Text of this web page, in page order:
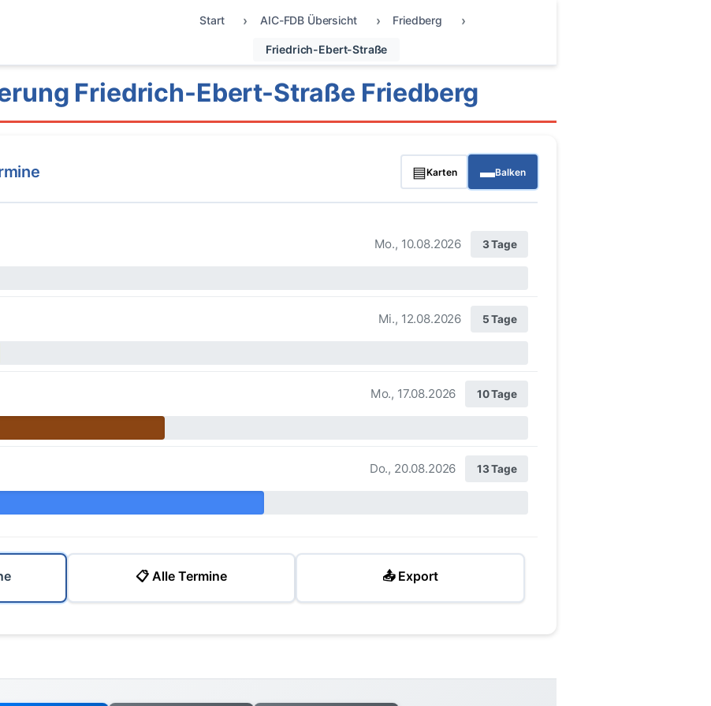
Start AIC-FDB Übersicht Friedberg
Friedrich-Ebert-Straße
Friedrich-Ebert-Straße Friedberg
▤Karten ▬Balken
Mo., 10.08.2026 3 Tage
Mi., 12.08.2026 5 Tage
Mo., 17.08.2026 10 Tage
Do., 20.08.2026 13 Tage
📋 Alle Termine 📤 Export